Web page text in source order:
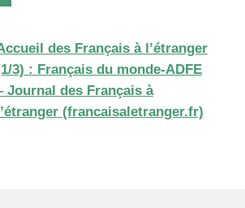
des Français à l’étranger
3) : Français du monde-ADFE
Journal des Français à
l’étranger (francaisaletranger.fr)